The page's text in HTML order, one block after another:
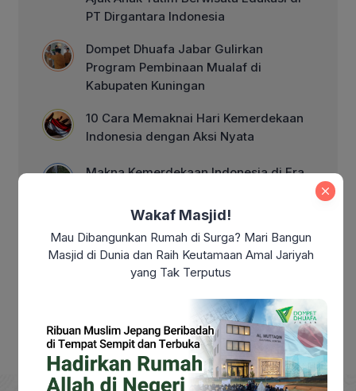
PT Dirgantara Indonesia
Dompet Dhuafa Jabar Gulirkan
Program Pembinaan Mualaf di
Kabupaten Kuningan
10 Cara Memaknai Hari Kemerdekaan
Indonesia dengan Aksi Nyata
Makna Kemerdekaan Indonesia di Era
Merdeka?
Makna Maulid Nabi Muhammad SAW:
Meneladani Akhlak Rasulullah dalam
Kehidupan Sehari-hari
Wakaf Masjid!
Mau Dibangunkan Rumah di Surga? Mari Bangun
Masjid di Dunia dan Raih Keutamaan Amal Jariyah
yang Tak Terputus